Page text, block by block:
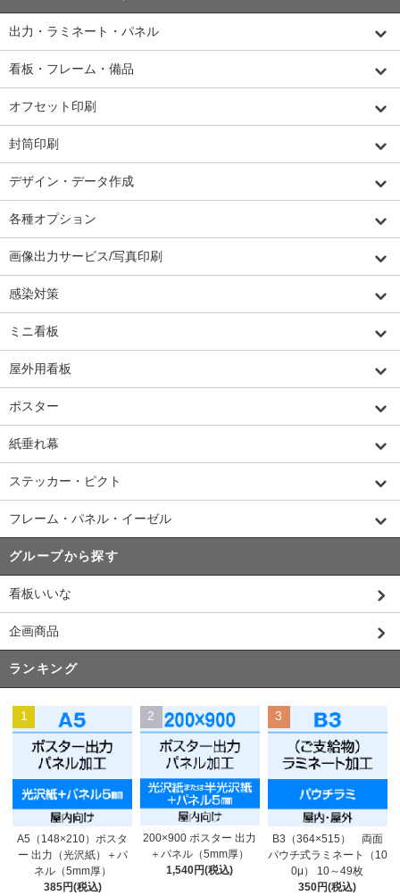
出力・ラミネート・パネル
看板・フレーム・備品
オフセット印刷
封筒印刷
デザイン・データ作成
各種オプション
画像出力サービス/写真印刷
感染対策
ミニ看板
屋外用看板
ポスター
紙垂れ幕
ステッカー・ピクト
フレーム・パネル・イーゼル
グループから探す
看板いいな
企画商品
ランキング
1
A5（148×210）ポスタ
ー 出力（光沢紙）＋パ
ネル（5mm厚）
385円(税込)
2
200×900 ポスター 出力
＋パネル（5mm厚）
1,540円(税込)
3
B3（364×515） 両面
パウチ式ラミネート（10
0μ） 10～49枚
350円(税込)